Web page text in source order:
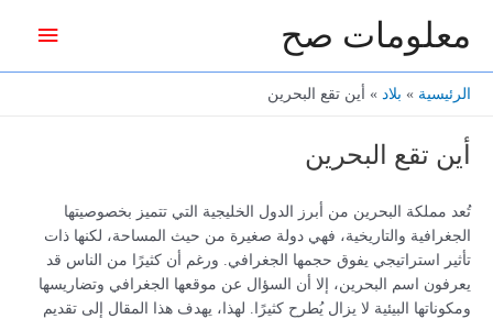
معلومات صح
الرئيسية بلاد أين تقع البحرين
أين تقع البحرين
تُعد مملكة البحرين من أبرز الدول الخليجية التي تتميز بخصوصيتها
الجغرافية والتاريخية، فهي دولة صغيرة من حيث المساحة، لكنها ذات
تأثير استراتيجي يفوق حجمها الجغرافي. ورغم أن كثيرًا من الناس قد
يعرفون اسم البحرين، إلا أن السؤال عن موقعها الجغرافي وتضاريسها
ومكوناتها البيئية لا يزال يُطرح كثيرًا. لهذا، يهدف هذا المقال إلى تقديم